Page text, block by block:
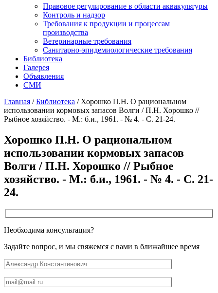
Правовое регулирование в области аквакультуры
Контроль и надзор
Требования к продукции и процессам
производства
Ветеринарные требования
Санитарно-эпидемиологические требования
Библиотека
Галерея
Объявления
СМИ
Главная /Библиотека / Хорошко П.Н. О рациональном
использовании кормовых запасов Волги / П.Н. Хорошко //
Рыбное хозяйство. - М.: б.и., 1961. - № 4. - С. 21-24.
Хорошко П.Н. О рациональном
использовании кормовых запасов
Волги / П.Н. Хорошко // Рыбное
хозяйство. - М.: б.и., 1961. - № 4. - С. 21-
24.
Необходима консультация?
Задайте вопрос, и мы свяжемся с вами в ближайшее время